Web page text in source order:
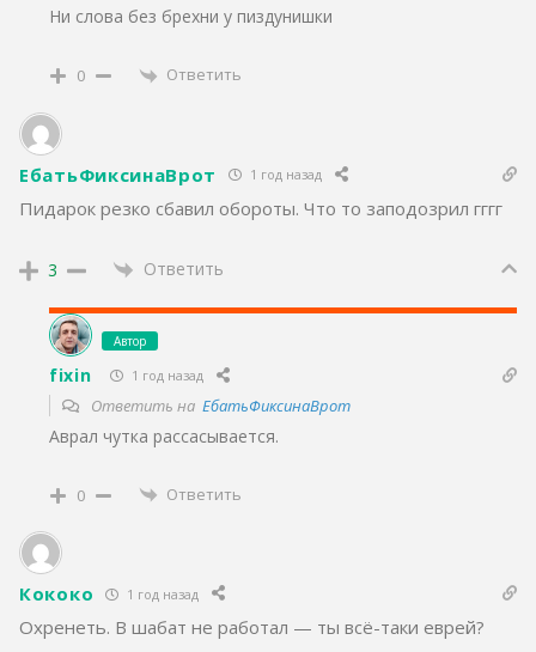
Ни слова без брехни у пиздунишки
0 Ответить
ЕбатьФиксинаВрот 1 год назад
Пидарок резко сбавил обороты. Что то заподозрил гггг
3 Ответить
Автор
fixin 1 год назад
Ответить на ЕбатьФиксинаВрот
Аврал чутка рассасывается.
0 Ответить
Кококо 1 год назад
Охренеть. В шабат не работал — ты всё-таки еврей?